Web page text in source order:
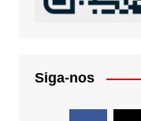
Siga-nos